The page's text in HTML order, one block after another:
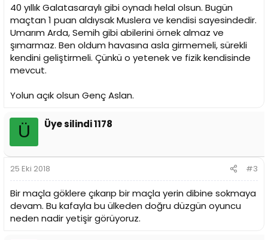
40 yıllık Galatasaraylı gibi oynadı helal olsun. Bugün
maçtan 1 puan aldıysak Muslera ve kendisi sayesindedir.
Umarım Arda, Semih gibi abilerini örnek almaz ve
şımarmaz. Ben oldum havasına asla girmemeli, sürekli
kendini geliştirmeli. Çünkü o yetenek ve fizik kendisinde
mevcut.
Yolun açık olsun Genç Aslan.
Ü Üye silindi 1178
25 Eki 2018 #3
Bir maçla göklere çıkarıp bir maçla yerin dibine sokmaya
devam. Bu kafayla bu ülkeden doğru düzgün oyuncu
neden nadir yetişir görüyoruz.